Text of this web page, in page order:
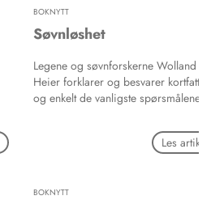
profesjonsutøvere ov studenter ny
kunnskap og mulighet til refleksjon
BOKNYTT
Søvnløshet
Legene og søvnforskerne Wolland
Heier forklarer og besvarer kortfattet
og enkelt de vanligste spørsmålene
margen som gjør det lett å finne
Les
BOKNYTT